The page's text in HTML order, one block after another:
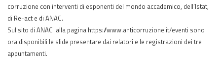
corruzione con interventi di esponenti del mondo accademico, dell’Istat,
di Re-act e di ANAC.
Sul sito di ANAC alla pagina https://www.anticorruzione.it/eventi sono
ora disponibili le slide presentare dai relatori e le registrazioni dei tre
appuntamenti.